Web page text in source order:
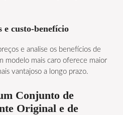
e custo-benefício
e analise os benefícios de
modelo mais caro oferece maior
vantajoso a longo prazo.
Conjunto de
Original e de